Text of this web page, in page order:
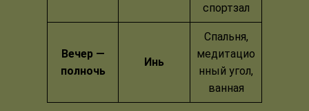
спортзал
Вечер —
полночь
Инь
Спальня,
медитацио
нный угол,
ванная